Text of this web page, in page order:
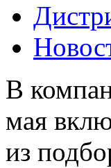
В
мая
из